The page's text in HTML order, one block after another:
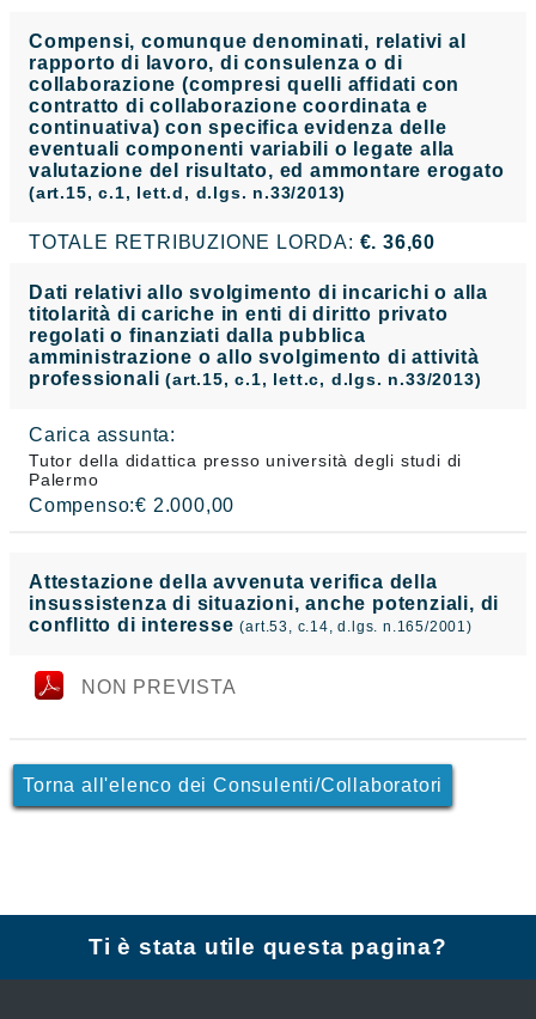
Compensi, comunque denominati, relativi al
rapporto di lavoro, di consulenza o di
collaborazione (compresi quelli affidati con
contratto di collaborazione coordinata e
continuativa) con specifica evidenza delle
eventuali componenti variabili o legate alla
valutazione del risultato, ed ammontare erogato
(art.15, c.1, lett.d, d.lgs. n.33/2013)
TOTALE RETRIBUZIONE LORDA: €. 36,60
Dati relativi allo svolgimento di incarichi o alla
titolarità di cariche in enti di diritto privato
regolati o finanziati dalla pubblica
amministrazione o allo svolgimento di attività
professionali(art.15, c.1, lett.c, d.lgs. n.33/2013)
Carica assunta:
Tutor della didattica presso università degli studi di
Palermo
Compenso:€ 2.000,00
Attestazione della avvenuta verifica della
insussistenza di situazioni, anche potenziali, di
conflitto di interesse(art.53, c.14, d.lgs. n.165/2001)
NON PREVISTA
Torna all'elenco dei Consulenti/Collaboratori
Ti è stata utile questa pagina?